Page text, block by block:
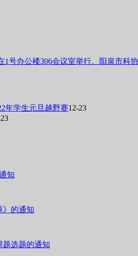
1号办公楼306会议室举行。阳泉市
年学生元旦越野赛12-23
知
》的通知
题选题的通知